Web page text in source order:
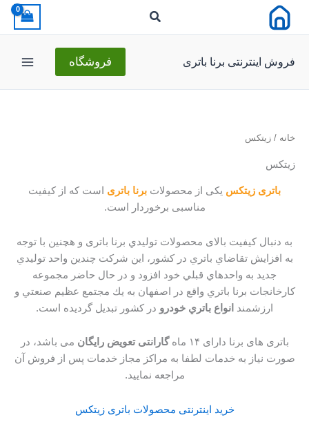
فروش اینترنتی برنا باتری فروشگاه
خانه / زیتکس
زیتکس
باتری زیتکس یکی از محصولات برنا باتری است که از کیفیت
مناسبی برخوردار است.
به دنبال کیفیت بالای محصولات توليدي برنا باتری و هچنین با توجه
به افزايش تقاضاي باتري در كشور، اين شرکت چندين واحد توليدي
جديد به واحدهاي قبلي خود افزود و در حال حاضر مجموعه
كارخانجات برنا باتري واقع در اصفهان به يك مجتمع عظيم صنعتي و
ارزشمند
انواع باتري خودرو در کشور تبديل گرديده است.
باتری های برنا دارای ۱۴ ماه گارانتی تعویض رایگان می باشد، در
صورت نیاز به خدمات لطفا به مراكز مجاز خدمات پس از فروش آن
مراجعه نمایید.
خرید اینترنتی محصولات باتری زیتکس